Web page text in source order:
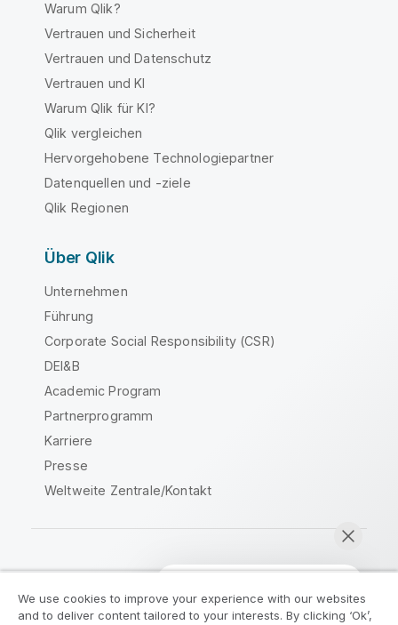
Warum Qlik?
Vertrauen und Sicherheit
Vertrauen und Datenschutz
Vertrauen und KI
Warum Qlik für KI?
Qlik vergleichen
Hervorgehobene Technologiepartner
Datenquellen und -ziele
Qlik Regionen
Über Qlik
Unternehmen
Führung
Corporate Social Responsibility (CSR)
DEI&B
Academic Program
Partnerprogramm
Karriere
Presse
Weltweite Zentrale/Kontakt
We use cookies to improve your experience with our websites
and to deliver content tailored to your interests. By clicking ‘Ok’,